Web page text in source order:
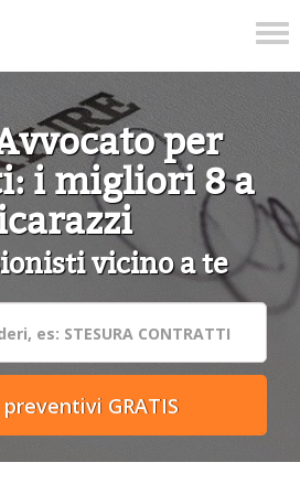
per
i migliori 8 a
vicino a te